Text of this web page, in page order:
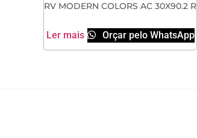
RV MODERN COLORS AC 30X90.2 R
Ler mais Orçar pelo WhatsApp